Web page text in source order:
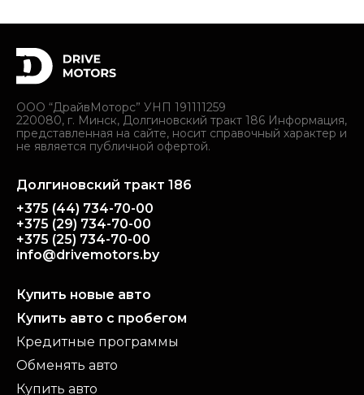
ООО “ДрайвМоторс” УНП 191111259
220080, г. Минск, Долгиновский тракт 186 Информация,
представленная на сайте, носит справочный характер и
не является публичной офертой.
Долгиновский тракт 186
+375 (44) 734-70-00
+375 (29) 734-70-00
+375 (25) 734-70-00
info@drivemotors.by
Купить новые авто
Купить авто с пробегом
Кредитные программы
Обменять авто
Купить авто